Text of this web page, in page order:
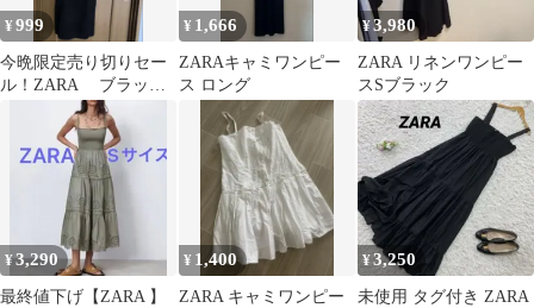
¥999
今晩限定売り切りセー
ル！ZARA ブラック
キャミワンピース
¥ 1,666
ZARAキャミワンピー
ス ロング
¥3,980
ZARA リネンワンピー
スSブラック
¥3,290
最終値下げ【ZARA 】
¥ 1,400
ZARA キャミワンピー
¥3,250
未使用 タグ付き ZARA